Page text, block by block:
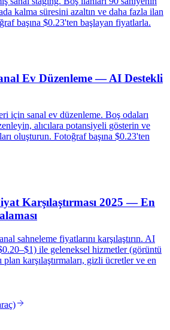
kalma süresini azaltın ve daha fazla ilan
başına $0.23'ten başlayan fiyatlarla.
Ev Düzenleme — AI Destekli
için sanal ev düzenleme. Boş odaları
alıcılara potansiyeli gösterin ve
oluşturun. Fotoğraf başına $0.23'ten
Karşılaştırması 2025 — En
sahneleme fiyatlarını karşılaştırın. AI
ile geleneksel hizmetler (görüntü
plan karşılaştırmaları, gizli ücretler ve en
)